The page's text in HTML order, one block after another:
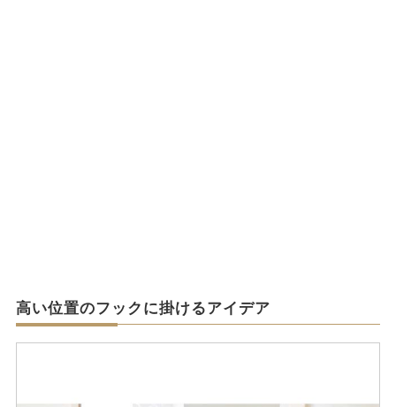
高い位置のフックに掛けるアイデア